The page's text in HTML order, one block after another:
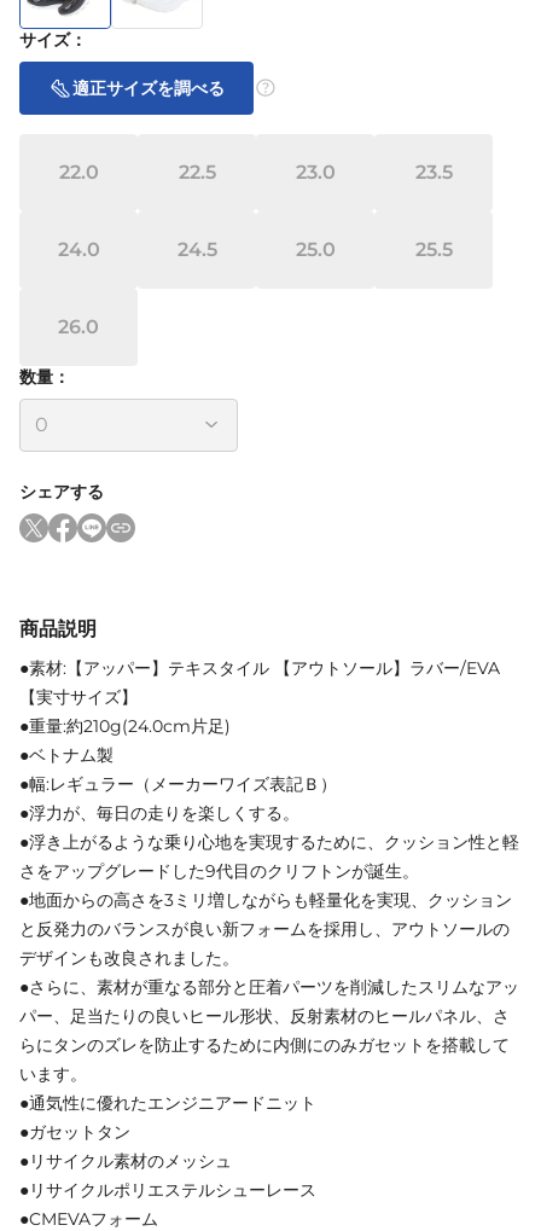
サイズ：
適正サイズを調べる
22.0 22.5 23.0 23.5
24.0 24.5 25.0 25.5
26.0
数量：
シェアする
商品説明
●素材:【アッパー】テキスタイル 【アウトソール】ラバー/EVA
【実寸サイズ】
●重量:約210g(24.0cm片足)
●ベトナム製
●幅:レギュラー（メーカーワイズ表記Ｂ）
●浮力が、毎日の走りを楽しくする。
●浮き上がるような乗り心地を実現するために、クッション性と軽
さをアップグレードした9代目のクリフトンが誕生。
●地面からの高さを3ミリ増しながらも軽量化を実現、クッション
と反発力のバランスが良い新フォームを採用し、アウトソールの
デザインも改良されました。
●さらに、素材が重なる部分と圧着パーツを削減したスリムなアッ
パー、足当たりの良いヒール形状、反射素材のヒールパネル、さ
らにタンのズレを防止するために内側にのみガセットを搭載して
います。
●通気性に優れたエンジニアードニット
●ガセットタン
●リサイクル素材のメッシュ
●リサイクルポリエステルシューレース
●CMEVAフォーム